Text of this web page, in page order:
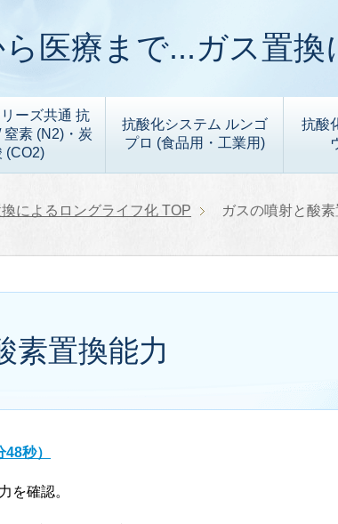
医療まで...ガス置
ーズ共通 抗
窒素 (N2)・炭
(CO2)
抗酸化システム ルンゴ
プロ (食品用・工業用)
抗酸
によるロングライフ化 TOP ガスの噴射と酸
素置換能力
秒）
を確認。